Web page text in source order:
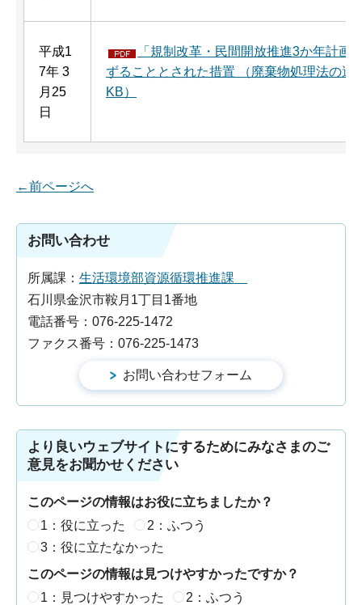
平成1
7年 3
月25
日
「規制改革・民間開放推進3か年計画
ずることとされた措置 （廃棄物処理法の適
KB）
←前ページへ
お問い合わせ
所属課： 生活環境部資源循環推進課
石川県金沢市鞍月1丁目1番地
電話番号：076-225-1472
ファクス番号：076-225-1473
より良いウェブサイトにするためにみなさまのご
意見をお聞かせください
このページの情報はお役に立ちましたか？
1：役に立った
2：ふつう
3：役に立たなかった
このページの情報は見つけやすかったですか？
1：見つけやすかった
2：ふつう